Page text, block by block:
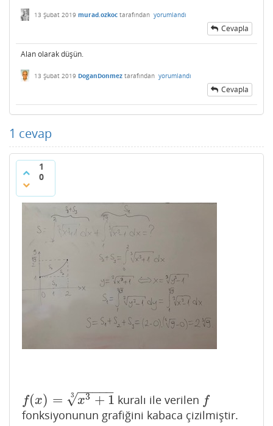
13 Şubat 2019 murad.ozkoc tarafından yorumlandı
Cevapla
Alan olarak düşün.
13 Şubat 2019 DoganDonmez tarafından yorumlandı
Cevapla
1 cevap
1
0
f(x) = x3 + 1
− −
−−−
√
3
f(x)=x 3+1 3 kuralı ile verilen f
f
fonksiyonunun grafiğini kabaca çizilmiştir.